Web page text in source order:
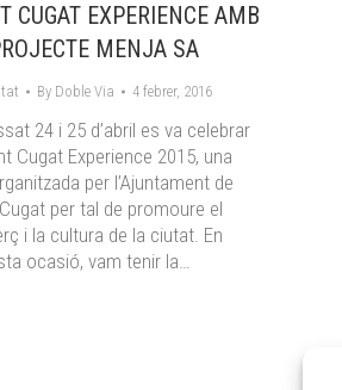
CUGAT EXPERIENCE AMB
MENJA SA
By Doble Via 4 febrer, 2016
24 i 25 d’abril es va celebrar
Cugat Experience 2015, una
per l’Ajuntament de
per tal de promoure el
i la cultura de la ciutat. En
ocasió, vam tenir la…